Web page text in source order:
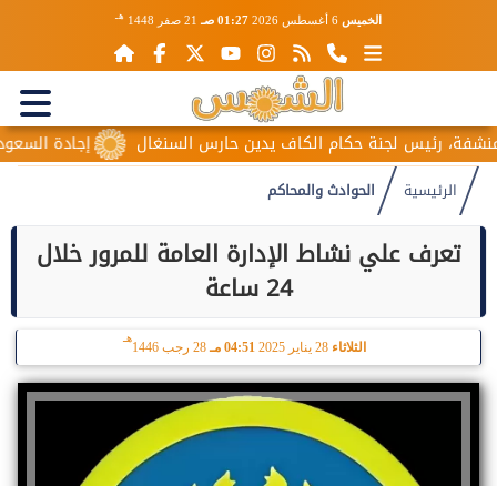
الخميس 01:27 صـ 21 صفر 1448 هـ
إجادة السعودية رئيس لجنة حكام الكاف يدين حارس السنغال
الرئيسية الحوادث والمحاكم
تعرف علي نشاط الإدارة العامة للمرور خلال
24 ساعة
الثلاثاء 28 يناير 2025 04:51 مـ 28 رجب 1446
هـ